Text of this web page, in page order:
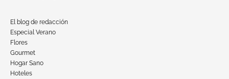
El blog de redacción
Especial Verano
Flores
Gourmet
Hogar Sano
Hoteles